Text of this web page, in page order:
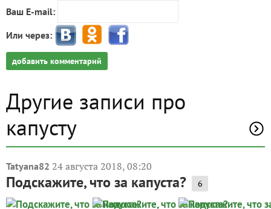
Ваш E-mail:
Или через:
добавить комментарий
Другие записи про
капусту
Tatyana82 24 августа 2018, 08:20
Подскажите, что за капуста? 6